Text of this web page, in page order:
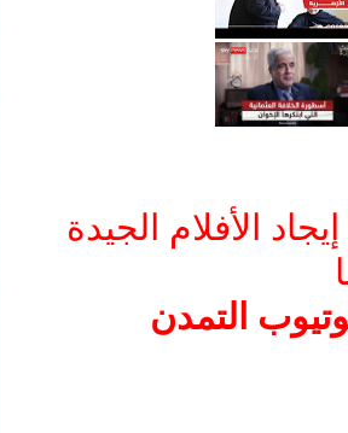
الأفلام الجيدة
التمدن